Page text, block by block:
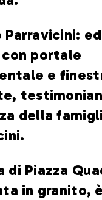
Parravicini:
portale
e
della
di Piazza
in granito,